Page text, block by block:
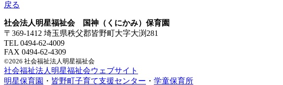
戻る
社会法人明星福祉会 国神（くにかみ）保育園
〒369-1412 埼玉県秩父郡皆野町大字大渕281
TEL 0494-62-4009
FAX 0494-62-4309
©2026 社会福祉法人明星福祉会
社会福祉法人明星福祉会ウェブサイト
明星保育園 ・ 皆野町子育て支援センター ・ 学童保育所